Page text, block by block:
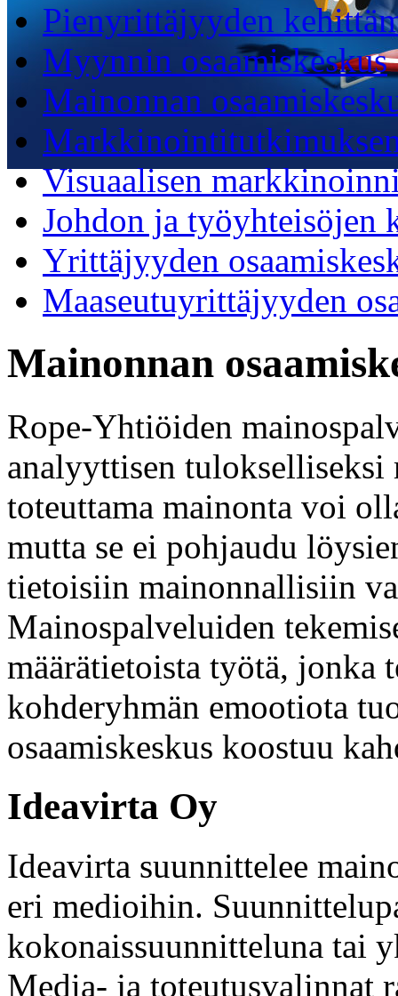
Pienyrittäjyyden
Myynnin osaamiskeskus
Mainonnan
Visuaalisen
Johdon ja työyhteisöjen
Yrittäjyyden
Maaseutuyrittäjyyden
Mainonnan
Rope-Yhtiöiden
analyyttisen
toteuttama mainonta voi
mutta se ei pohjaudu
tietoisiin mainonnallisiin
Mainospalveluiden
määrätietoista työtä, jonka
kohderyhmän emootiota
osaamiskeskus koostuu
Ideavirta Oy
Ideavirta suunnittelee
eri medioihin.
kokonaissuunnitteluna tai
Media- ja toteutusvalinnat